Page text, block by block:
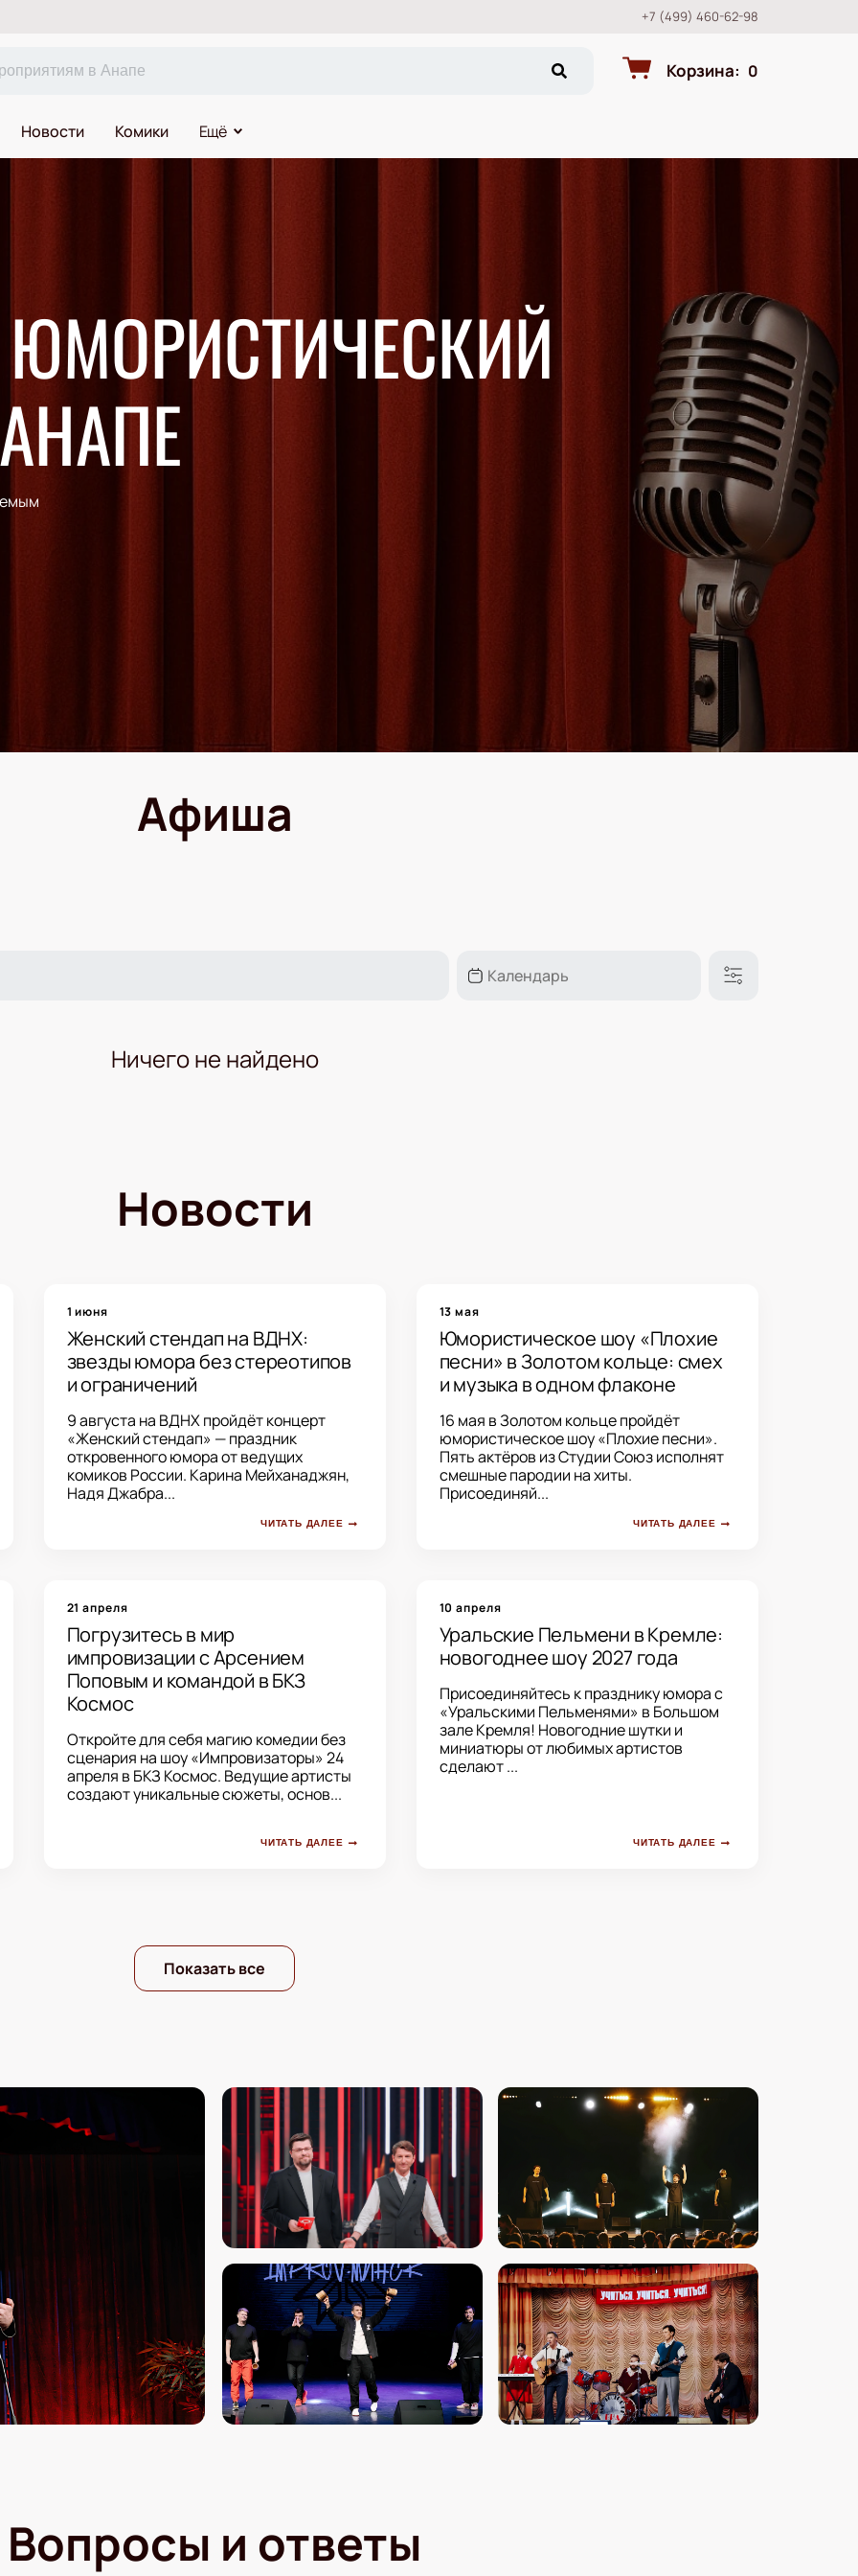
+7 (499) 460-62-98
Корзина: 0
Новости Комики Ещё
Афиша
Ничего не найдено
Новости
1 июня
Женский стендап на ВДНХ:
звезды юмора без стереотипов
и ограничений
9 августа на ВДНХ пройдёт концерт
«Женский стендап» — праздник
откровенного юмора от ведущих
комиков России. Карина Мейханаджян,
Надя Джабра...
ЧИТАТЬ ДАЛЕЕ
13 мая
Юмористическое шоу «Плохие
песни» в Золотом кольце: смех
и музыка в одном флаконе
16 мая в Золотом кольце пройдёт
юмористическое шоу «Плохие песни».
Пять актёров из Студии Союз исполнят
смешные пародии на хиты.
Присоединяй...
ЧИТАТЬ ДАЛЕЕ
21 апреля
Погрузитесь в мир
импровизации с Арсением
Поповым и командой в БКЗ
Космос
Откройте для себя магию комедии без
сценария на шоу «Импровизаторы» 24
апреля в БКЗ Космос. Ведущие артисты
создают уникальные сюжеты, основ...
ЧИТАТЬ ДАЛЕЕ
10 апреля
Уральские Пельмени в Кремле:
новогоднее шоу 2027 года
Присоединяйтесь к празднику юмора с
«Уральскими Пельменями» в Большом
зале Кремля! Новогодние шутки и
миниатюры от любимых артистов
сделают ...
ЧИТАТЬ ДАЛЕЕ
Показать все
Вопросы и ответы